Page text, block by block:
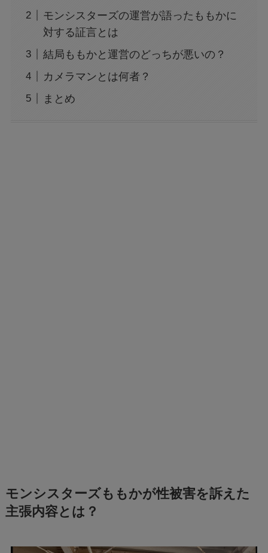
モンシスターズの運営が語ったももかに
対する証言とは
結局ももかと運営のどっちが悪いの？
カメラマンとは何者？
まとめ
モンシスターズももかが性被害を訴えた
主張内容とは？